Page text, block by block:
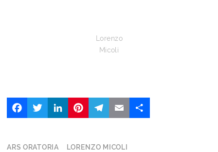
Lorenzo
Micoli
FacebookTwitter LinkedIn
ARS ORATORIA
LORENZO MICOLI